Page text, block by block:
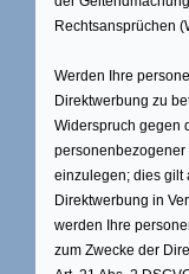
Rechtsansprüchen
Werden Ihre
Direktwerbung zu
Widerspruch gegen
personenbezogener
einzulegen; dies gilt
Direktwerbung in
werden Ihre
zum Zwecke der